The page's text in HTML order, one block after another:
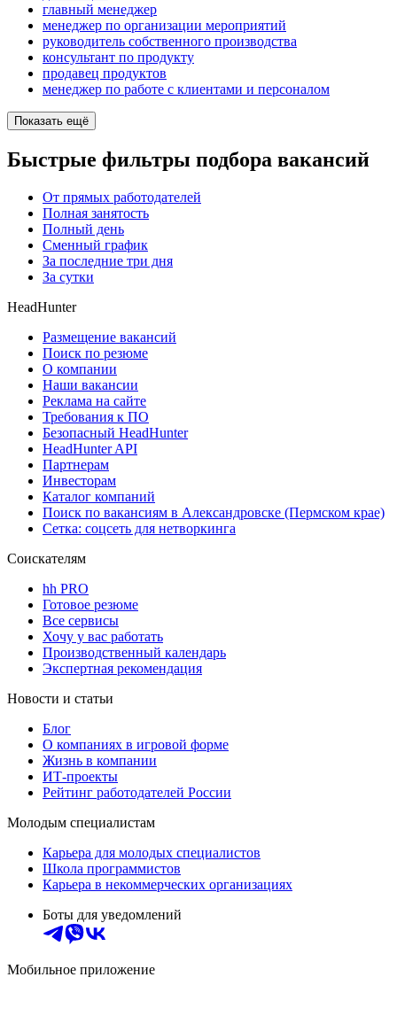
главный менеджер
менеджер по организации мероприятий
руководитель собственного производства
консультант по продукту
продавец продуктов
менеджер по работе с клиентами и персоналом
Показать ещё
Быстрые фильтры подбора вакансий
От прямых работодателей
Полная занятость
Полный день
Сменный график
За последние три дня
За сутки
HeadHunter
Размещение вакансий
Поиск по резюме
О компании
Наши вакансии
Реклама на сайте
Требования к ПО
Безопасный HeadHunter
HeadHunter API
Партнерам
Инвесторам
Каталог компаний
Поиск по вакансиям в Александровске (Пермском крае)
Сетка: соцсеть для нетворкинга
Соискателям
hh PRO
Готовое резюме
Все сервисы
Хочу у вас работать
Производственный календарь
Экспертная рекомендация
Новости и статьи
Блог
О компаниях в игровой форме
Жизнь в компании
ИТ-проекты
Рейтинг работодателей России
Молодым специалистам
Карьера для молодых специалистов
Школа программистов
Карьера в некоммерческих организациях
Боты для уведомлений
Мобильное приложение